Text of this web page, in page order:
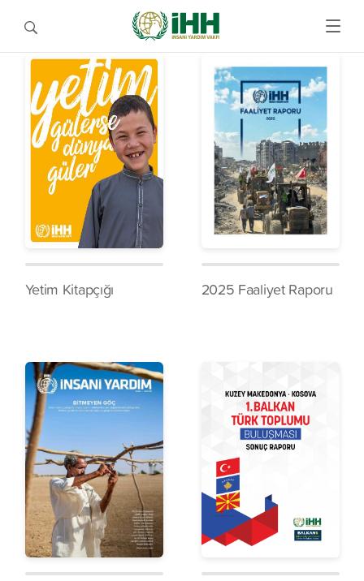
Yetim Kitapçığı 2025 Faaliyet Raporu